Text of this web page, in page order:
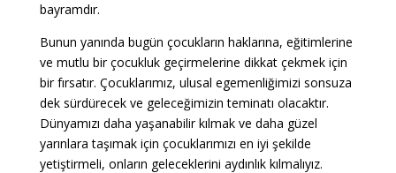
bayramdır.
Bunun yanında bugün çocukların haklarına, eğitimlerine
ve mutlu bir çocukluk geçirmelerine dikkat çekmek için
bir fırsatır. Çocuklarımız, ulusal egemenliğimizi sonsuza
dek sürdürecek ve geleceğimizin teminatı olacaktır.
Dünyamızı daha yaşanabilir kılmak ve daha güzel
yarınlara taşımak için çocuklarımızı en iyi şekilde
yetiştirmeli, onların geleceklerini aydınlık kılmalıyız.